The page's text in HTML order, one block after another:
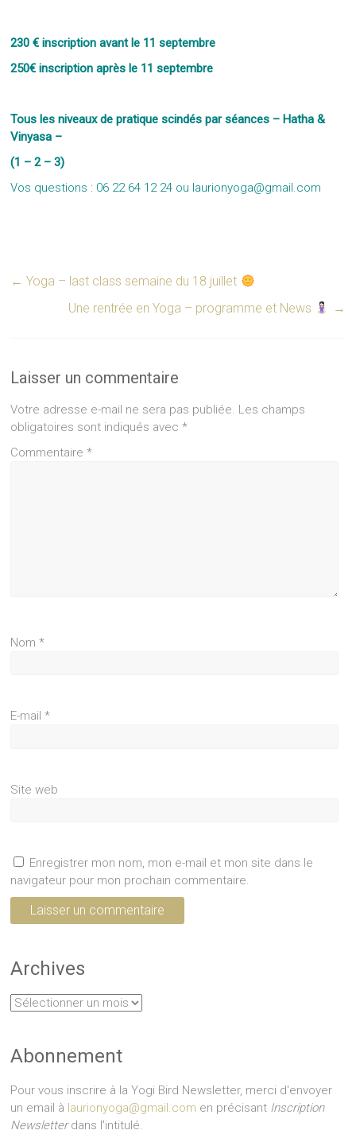
230 € inscription avant le 11 septembre
250€ inscription après le 11 septembre
Tous les niveaux de pratique scindés par séances – Hatha &
Vinyasa –
(1 – 2 – 3)
Vos questions : 06 22 64 12 24 ou laurionyoga@gmail.com
← Yoga – last class semaine du 18 juillet
Une rentrée en Yoga – programme et News
→
Laisser un commentaire
Votre adresse e-mail ne sera pas publiée. Les champs
obligatoires sont indiqués avec*
Commentaire*
Nom*
E-mail*
Site web
Enregistrer mon nom, mon e-mail et mon site dans le
navigateur pour mon prochain commentaire.
Archives
Archives
Abonnement
Pour vous inscrire à la Yogi Bird Newsletter, merci d'envoyer
un email à laurionyoga@gmail.com en précisant Inscription
Newsletterdans l'intitulé.